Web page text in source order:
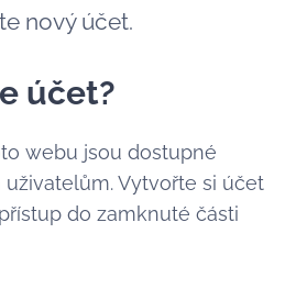
nový účet.
účet?
webu jsou dostupné
Vytvořte si účet
do zamknuté části